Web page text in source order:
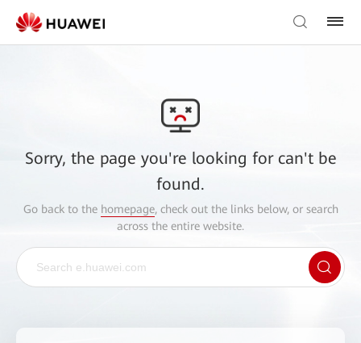
Sorry, the page you're looking for can't be
found.
Go back to the homepage, check out the links below, or search
across the entire website.